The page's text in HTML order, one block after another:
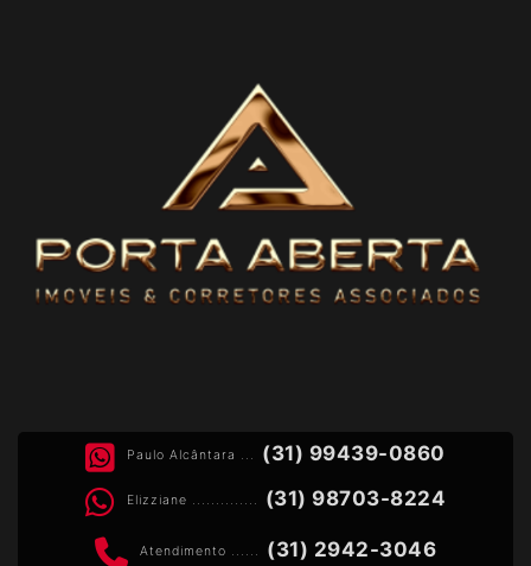
Paulo Alcântara ... (31) 99439-0860
Elizziane .............. (31) 98703-8224
Atendimento ...... (31) 2942-3046